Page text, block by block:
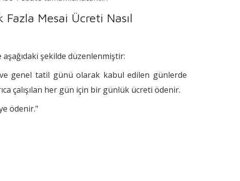
Mesai Ücreti Nasıl
şekilde düzenlenmiştir:
genel tatil günü olarak kabul edilen günlerde
çalışılan her gün için bir günlük ücreti ödenir.
ödenir."